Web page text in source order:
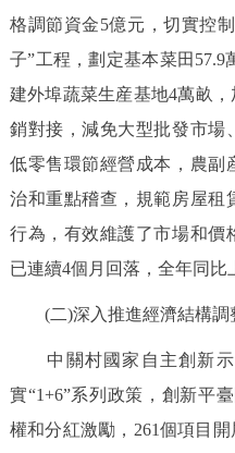
格調節資金5億元，切實控
子”工程，劃定基本菜田
建外埠蔬菜生産基地4萬畝
銷對接，減免大型批發市場
低零售環節經營成本，農副
治和重點稽查，規範房屋租
行為，有效維護了市場和價
已連續4個月回落，全年同比
(二)深入推進經濟結構調
中關村國家自主創新示
實“1+6”系列政策，創新平
權和分紅激勵，261個項目